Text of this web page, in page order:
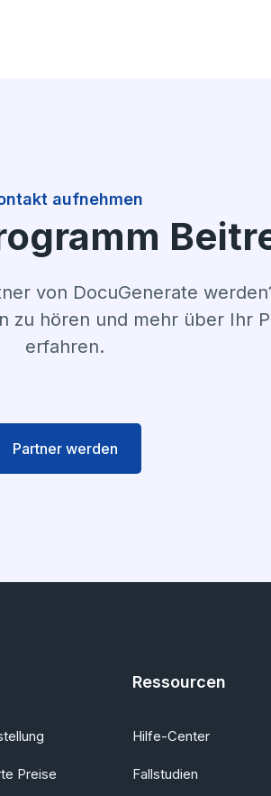
aufnehmen
von DocuGenerate
zu hören und mehr über Ihr
erfahren.
Partner werden
Preise
Ressourcen
Hilfe-Center
Fallstudien